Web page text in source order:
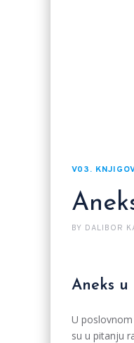
V03.
BY DALIBOR
Aneks u
U
su u pitanju